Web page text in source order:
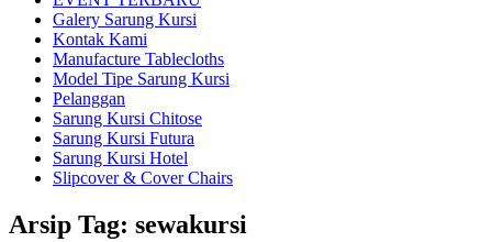
Galery Sarung Kursi
Kontak Kami
Manufacture Tablecloths
Model Tipe Sarung Kursi
Pelanggan
Sarung Kursi Chitose
Sarung Kursi Futura
Sarung Kursi Hotel
Slipcover & Cover Chairs
Arsip Tag: sewakursi